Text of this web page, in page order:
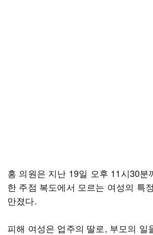
홍 의원은 지난 19일 오후 11시30분
한 주점 복도에서 모르는 여성의 특
만졌다.
피해 여성은 업주의 딸로, 부모의 일